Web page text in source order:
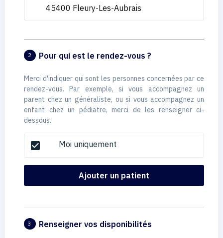
45400 Fleury-Les-Aubrais
2 Pour qui est le rendez-vous ?
Merci d'indiquer qui sont les personnes concernées par ce
rendez-vous. Par exemple, si vous accompagnez un
parent chez un généraliste, ou si vous accompagnez un
enfant chez un pédiatre, merci de les renseigner ci-
dessous.
check_box Moi uniquement
Ajouter un patient
3 Renseigner vos disponibilités